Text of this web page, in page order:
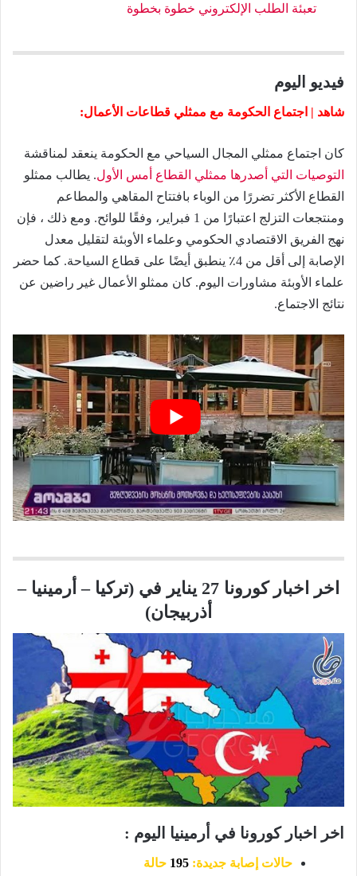
تعبئة الطلب الإلكتروني خطوة بخطوة
فيديو اليوم
شاهد | اجتماع الحكومة مع ممثلي قطاعات الأعمال:
كان اجتماع ممثلي المجال السياحي مع الحكومة ينعقد لمناقشة
التوصيات التي أصدرها ممثلي القطاع أمس الأول. يطالب ممثلو
القطاع الأكثر تضررًا من الوباء بافتتاح المقاهي والمطاعم
ومنتجعات التزلج اعتبارًا من 1 فبراير، وفقًا للوائح.
ومع ذلك ، فإن
نهج الفريق الاقتصادي الحكومي وعلماء الأوبئة لتقليل معدل
الإصابة إلى أقل من 4٪ ينطبق أيضًا على قطاع السياحة.
كما حضر
علماء الأوبئة مشاورات اليوم. كان ممثلو الأعمال غير راضين عن
نتائج الاجتماع.
اخر اخبار كورونا 27 يناير في (تركيا – أرمينيا –
أذربيجان)
اخر اخبار كورونا في أرمينيا اليوم :
حالات إصابة جديدة: 195 حالة